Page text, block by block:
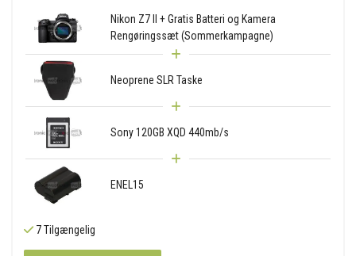
Nikon Z7 II + Gratis Batteri og Kamera
Rengøringssæt (Sommerkampagne)
Neoprene SLR Taske
Sony 120GB XQD 440mb/s
ENEL15
7 Tilgængelig